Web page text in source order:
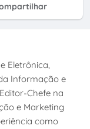
Eletrônica,
Informação e
Chefe na
e Marketing
como